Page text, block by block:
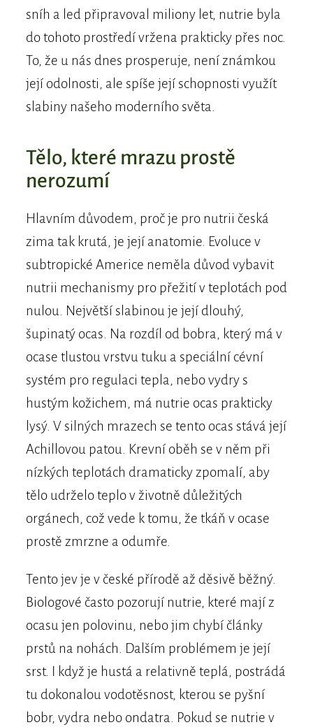
sníh a led připravoval miliony let, nutrie byla
do tohoto prostředí vržena prakticky přes noc.
To, že u nás dnes prosperuje, není známkou
její odolnosti, ale spíše její schopnosti využít
slabiny našeho moderního světa.
Tělo, které mrazu prostě
nerozumí
Hlavním důvodem, proč je pro nutrii česká
zima tak krutá, je její anatomie. Evoluce v
subtropické Americe neměla důvod vybavit
nutrii mechanismy pro přežití v teplotách pod
nulou. Největší slabinou je její dlouhý,
šupinatý ocas. Na rozdíl od bobra, který má v
ocase tlustou vrstvu tuku a speciální cévní
systém pro regulaci tepla, nebo vydry s
hustým kožichem, má nutrie ocas prakticky
lysý. V silných mrazech se tento ocas stává její
Achillovou patou. Krevní oběh se v něm při
nízkých teplotách dramaticky zpomalí, aby
tělo udrželo teplo v životně důležitých
orgánech, což vede k tomu, že tkáň v ocase
prostě zmrzne a odumře.
Tento jev je v české přírodě až děsivě běžný.
Biologové často pozorují nutrie, které mají z
ocasu jen polovinu, nebo jim chybí články
prstů na nohách. Dalším problémem je její
srst. I když je hustá a relativně teplá, postrádá
tu dokonalou vodotěsnost, kterou se pyšní
bobr, vydra nebo ondatra. Pokud se nutrie v